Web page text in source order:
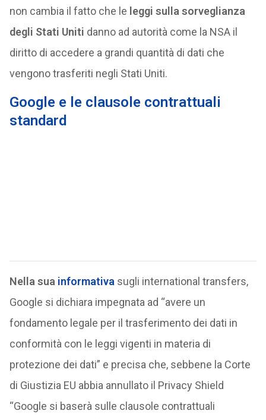
non cambia il fatto che le leggi sulla sorveglianza
degli Stati Uniti danno ad autorità come la NSA il
diritto di accedere a grandi quantità di dati che
vengono trasferiti negli Stati Uniti.
Google e le clausole contrattuali
standard
Nella suainformativasugli international transfers,
Google si dichiara impegnata ad “avere un
fondamento legale per il trasferimento dei dati in
conformità con le leggi vigenti in materia di
protezione dei dati” e precisa che, sebbene la Corte
di Giustizia EU abbia annullato il Privacy Shield
“Google si baserà sulle clausole contrattuali